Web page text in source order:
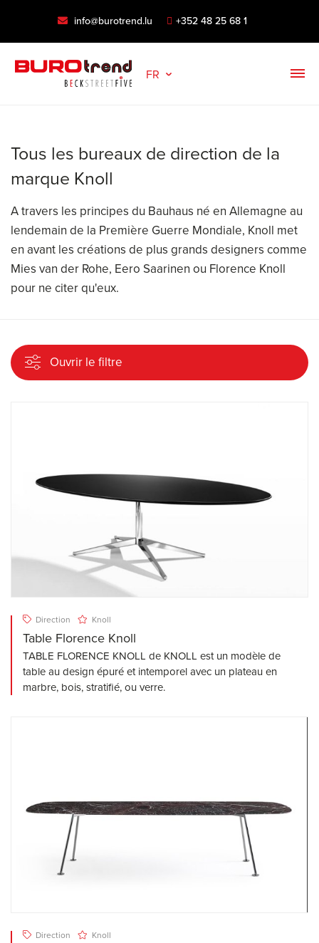
info@burotrend.lu +352 48 25 68 1
FR
Tous les bureaux de direction de la
marque Knoll
A travers les principes du Bauhaus né en Allemagne au
lendemain de la Première Guerre Mondiale, Knoll met
en avant les créations de plus grands designers comme
Mies van der Rohe, Eero Saarinen ou Florence Knoll
pour ne citer qu'eux.
Ouvrir le filtre
Direction Knoll
Table Florence Knoll
TABLE FLORENCE KNOLL de KNOLL est un modèle de
table au design épuré et intemporel avec un plateau en
marbre, bois, stratifié, ou verre.
Direction Knoll